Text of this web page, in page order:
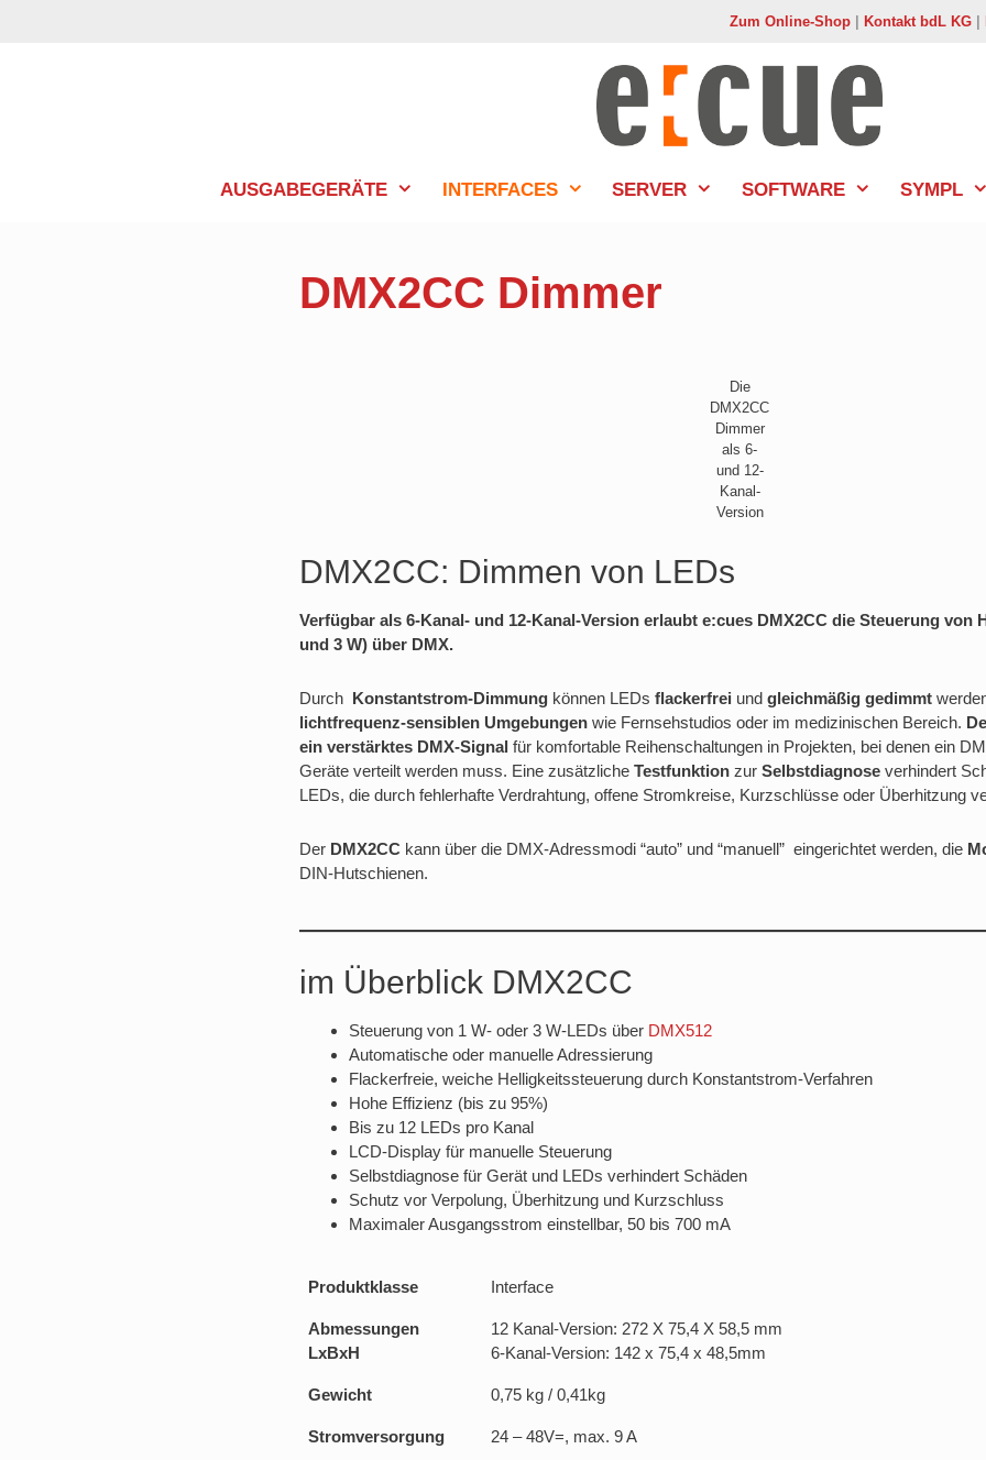
Zum Online-Shop Kontakt bdL KG
AUSGABEGERÄTE INTERFACES SERVER SOFTWARE SYMPL
DMX2CC Dimmer
Die
DMX2CC
Dimmer
als 6-
und 12-
Kanal-
Version
DMX2CC: Dimmen von LEDs
Verfügbar als 6-Kanal- und 12-Kanal-Version erlaubt e:cues DMX2CC die Steuerung von
und 3 W) über DMX.
Durch Konstantstrom-Dimmung können LEDs flackerfrei und gleichmäßig gedimmt
lichtfrequenz-sensiblen Umgebungen wie Fernsehstudios oder im medizinischen Bereich.
ein verstärktes DMX-Signal für komfortable Reihenschaltungen in Projekten, bei denen ein
Geräte verteilt werden muss. Eine zusätzliche Testfunktion zur Selbstdiagnose verhindert
LEDs, die durch fehlerhafte Verdrahtung, offene Stromkreise, Kurzschlüsse oder Überhitzung
Der DMX2CC kann über die DMX-Adressmodi “auto” und “manuell” eingerichtet werden, die
DIN-Hutschienen.
im Überblick DMX2CC
Steuerung von 1 W- oder 3 W-LEDs über DMX512
Automatische oder manuelle Adressierung
Flackerfreie, weiche Helligkeitssteuerung durch Konstantstrom-Verfahren
Hohe Effizienz (bis zu 95%)
Bis zu 12 LEDs pro Kanal
LCD-Display für manuelle Steuerung
Selbstdiagnose für Gerät und LEDs verhindert Schäden
Schutz vor Verpolung, Überhitzung und Kurzschluss
Maximaler Ausgangsstrom einstellbar, 50 bis 700 mA
Produktklasse Interface
Abmessungen
LxBxH
12 Kanal-Version: 272 X 75,4 X 58,5 mm
6-Kanal-Version: 142 x 75,4 x 48,5mm
Gewicht 0,75 kg / 0,41kg
Stromversorgung 24 – 48V=, max. 9 A